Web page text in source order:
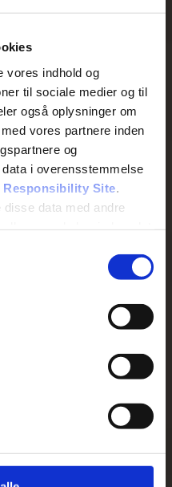
vores indhold og
til sociale medier og til
også oplysninger om
vores partnere inden
og
i overensstemmelse
Responsibility Site
data med andre